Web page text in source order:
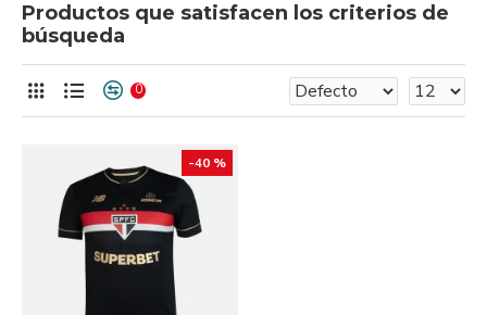
Productos que satisfacen los criterios de
búsqueda
0
-40 %